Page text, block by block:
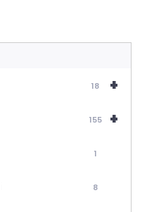
+
18
+
155
1
8